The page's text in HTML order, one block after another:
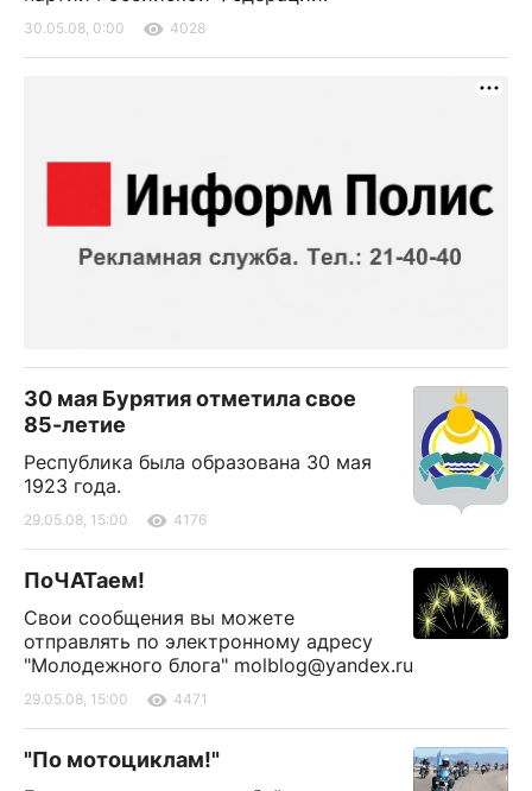
30.05.08, 0:00 4028
30 мая Бурятия отметила свое
85-летие
Республика была образована 30 мая
1923 года.
29.05.08, 15:00 4176
ПоЧАТаем!
Свои сообщения вы можете
отправлять по электронному адресу
"Молодежного блога" molblog@yandex.ru
29.05.08, 15:00 4471
"По мотоциклам!"